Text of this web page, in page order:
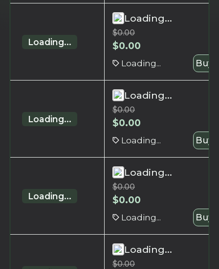
Loading...
Loading...
$0.00
$0.00
Loading... Buy
Loading...
Loading...
$0.00
$0.00
Loading... Buy
Loading...
Loading...
$0.00
$0.00
Loading... Buy
Loading...
$0.00